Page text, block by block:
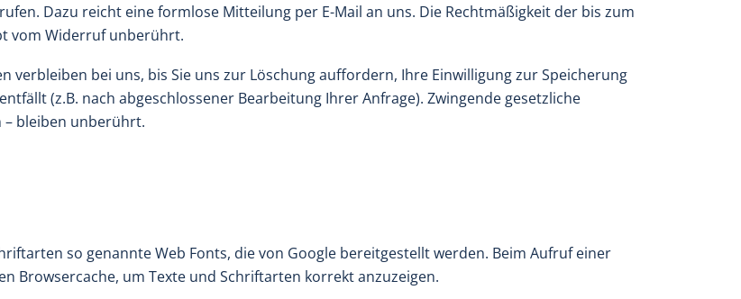
Dazu reicht eine formlose Mitteilung per E-Mail an uns. Die Rechtmäßigkeit der bis zum
vom Widerruf unberührt.
verbleiben bei uns, bis Sie uns zur Löschung auffordern, Ihre Einwilligung zur Speicherung
(z.B. nach abgeschlossener Bearbeitung Ihrer Anfrage). Zwingende gesetzliche
– bleiben unberührt.
so genannte Web Fonts, die von Google bereitgestellt werden. Beim Aufruf einer
Browsercache, um Texte und Schriftarten korrekt anzuzeigen.